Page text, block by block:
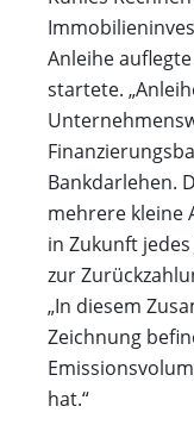
Anleihe
startete.
Bankdarlehen.
mehrere kleine
in Zukunft
zur
„In diesem
Zeichnung
hat.“